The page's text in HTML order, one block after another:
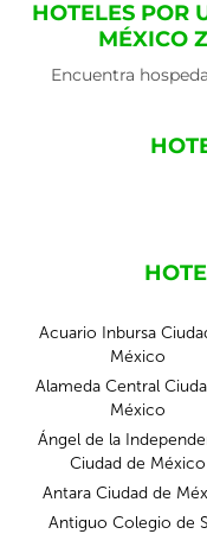
HOTELES POR
MÉXICO
Encuentra
Acuario Inbursa
México
Alameda Central
México
Ángel de la
Ciudad de México
Antara Ciudad de
Antiguo Colegio de